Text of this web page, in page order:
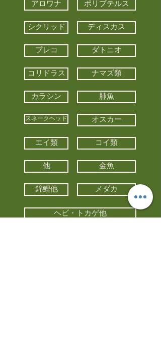
アロワナ ポリプテルス
シクリッド ディスカス
プレコ ダトニオ
コリドラス ナマズ類
カラシン 肺魚
スネークヘッド オスカー
エイ類 コイ類
他 金魚
錦鯉他 メダカ
ヘビ・トカゲ他